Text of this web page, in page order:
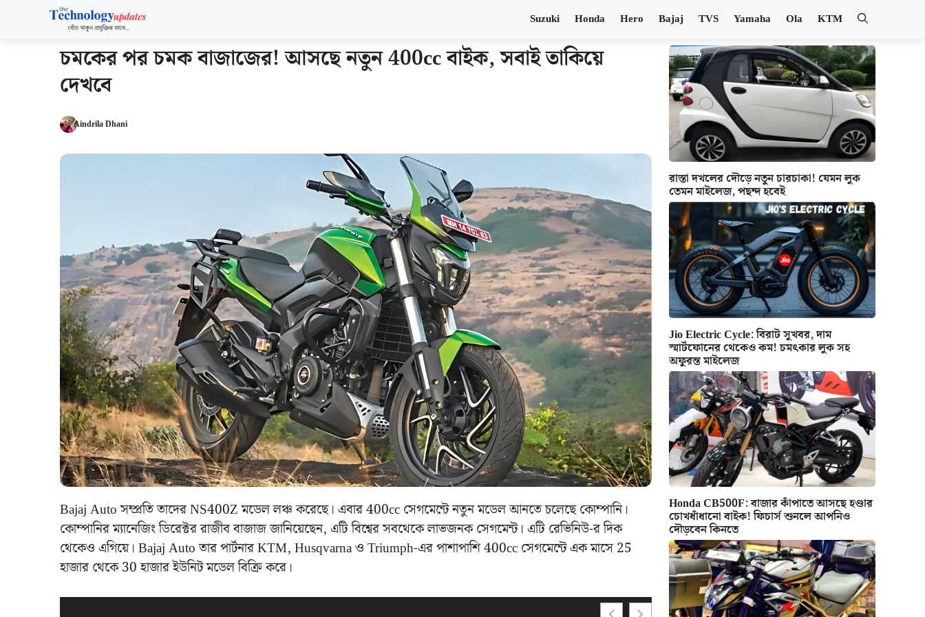
Suzuki Honda Hero Bajaj TVS Yamaha Ola KTM
চমকের পর চমক বাজাজের! আসছে নতুন 400cc বাইক, সবাই তাকিয়ে
দেখবে
Aindrila Dhani
Bajaj Auto সম্প্রতি তাদের NS400Z মডেল লঞ্চ করেছে। এবার 400cc সেগমেন্টে নতুন মডেল আনতে চলেছে কোম্পানি।
কোম্পানির ম্যানেজিং ডিরেক্টর রাজীব বাজাজ জানিয়েছেন, এটি বিশ্বের সবথেকে লাভজনক সেগমেন্ট। এটি রেভিনিউ-র দিক
থেকেও এগিয়ে। Bajaj Auto তার পার্টনার KTM, Husqvarna ও Triumph-এর পাশাপাশি 400cc সেগমেন্টে এক মাসে 25
হাজার থেকে 30 হাজার ইউনিট মডেল বিক্রি করে।
রাস্তা দখলের দৌড়ে নতুন চারচাকা! যেমন লুক
তেমন মাইলেজ, পছন্দ হবেই
Jio Electric Cycle: বিরাট সুখবর, দাম
স্মার্টফোনের থেকেও কম! চমৎকার লুক সহ
অফুরন্ত মাইলেজ
Honda CB500F: বাজার কাঁপাতে আসছে হণ্ডার
চোখধাঁধানো বাইক! ফিচার্স শুনলে আপনিও
দৌড়বেন কিনতে